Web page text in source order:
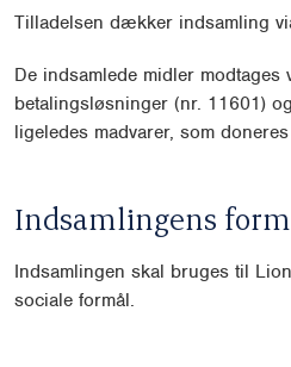
Tilladelsen dækker indsamling
De indsamlede midler modtages
betalingsløsninger (nr. 11601)
ligeledes madvarer, som
Indsamlingens
Indsamlingen skal bruges til
sociale formål.